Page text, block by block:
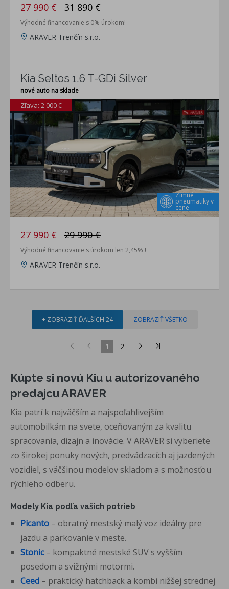
27 990 € 31 890 €
Výhodné financovanie s 0% úrokom!
ARAVER Trenčín s.r.o.
Kia Seltos 1.6 T-GDi Silver
nové auto na sklade
Zimné
pneumatiky v
cene
Zľava: 2 000 €
27 990 € 29 990 €
Výhodné financovanie s úrokom len 2,45% !
ARAVER Trenčín s.r.o.
+ ZOBRAZIŤ ĎALŠÍCH 24 ZOBRAZIŤ VŠETKO
1 2
Kúpte si novú Kiu u autorizovaného
predajcu ARAVER
Kia patrí k najväčším a najspoľahlivejším
automobilkám na svete, oceňovaným za kvalitu
spracovania, dizajn a inovácie. V ARAVER si vyberiete
zo širokej ponuky nových, predvádzacích aj jazdených
vozidiel, s väčšinou modelov skladom a s možnosťou
rýchleho odberu.
Modely Kia podľa vašich potrieb
Picanto – obratný mestský malý voz ideálny pre
jazdu a parkovanie v meste.
Stonic– kompaktné mestské SUV s vyšším
posedom a svižnými motormi.
Ceed – praktický hatchback a kombi nižšej strednej